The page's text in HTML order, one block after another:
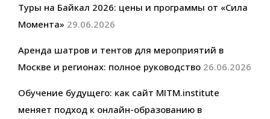
Туры на Байкал 2026: цены и программы от «Сила
Момента» 29.06.2026
Аренда шатров и тентов для мероприятий в
Москве и регионах: полное руководство 26.06.2026
Обучение будущего: как сайт MITM.institute
меняет подход к онлайн-образованию в